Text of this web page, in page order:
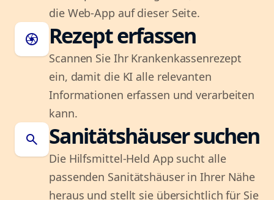
die Web-App auf dieser Seite.
camera Rezept erfassen
Scannen Sie Ihr Krankenkassenrezept
ein, damit die KI alle relevanten
Informationen erfassen und verarbeiten
kann.
search Sanitätshäuser suchen
Die Hilfsmittel-Held App sucht alle
passenden Sanitätshäuser in Ihrer Nähe
heraus und stellt sie übersichtlich für Sie